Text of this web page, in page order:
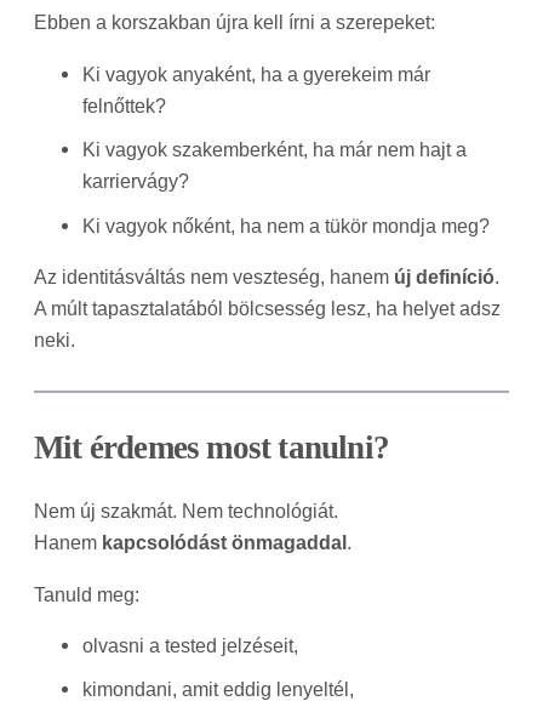
Ebben a korszakban újra kell írni a szerepeket:
Ki vagyok anyaként, ha a gyerekeim már
felnőttek?
Ki vagyok szakemberként, ha már nem hajt a
karriervágy?
Ki vagyok nőként, ha nem a tükör mondja meg?
Az identitásváltás nem veszteség, hanem új definíció.
A múlt tapasztalatából bölcsesség lesz, ha helyet adsz
neki.
Mit érdemes most tanulni?
Nem új szakmát. Nem technológiát.
Hanem kapcsolódást önmagaddal.
Tanuld meg:
olvasni a tested jelzéseit,
kimondani, amit eddig lenyeltél,